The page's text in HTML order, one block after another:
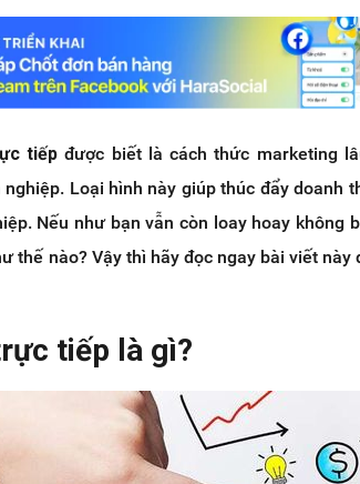
tiếp được biết là cách thức marketing
Loại hình này giúp thúc đẩy doanh
Nếu như bạn vẫn còn loay hoay không
thế nào? Vậy thì hãy đọc ngay bài viết này
tiếp là gì?